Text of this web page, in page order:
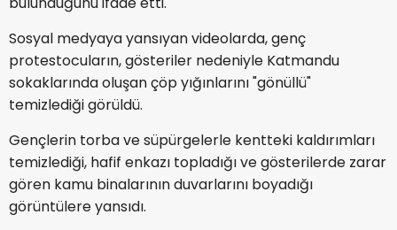
Sosyal medyaya yansıyan videolarda, genç
protestocuların, gösteriler nedeniyle Katmandu
sokaklarında oluşan çöp yığınlarını "gönüllü"
temizlediği görüldü.
Gençlerin torba ve süpürgelerle kentteki kaldırımları
temizlediği, hafif enkazı topladığı ve gösterilerde zarar
gören kamu binalarının duvarlarını boyadığı
görüntülere yansıdı.